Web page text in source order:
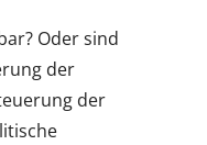
Oder sind
der
der